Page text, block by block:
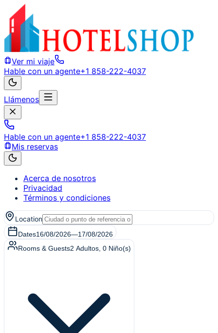
Ver mi viaje
Hable con un agente+1 858-222-4037
Llámenos
Hable con un agente+1 858-222-4037
Mis reservas
Acerca de nosotros
Privacidad
Términos y condiciones
Location
Dates16/08/2026—17/08/2026
Rooms & Guests2 Adultos 0 Niño(s)